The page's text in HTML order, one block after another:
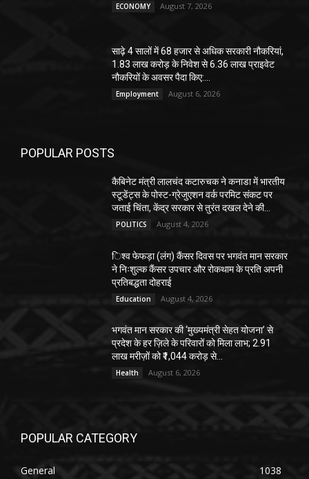
ECONOMY August 7, 2026
साढ़े 4 सालों में 68 हजार से अधिक सरकारी नौकरियां,
1.83 लाख करोड़ के निवेश से 6.36 लाख प्राइवेट
नौकरियों के अवसर पैदा किए:...
Employment August 6, 2026
POPULAR POSTS
कैबिनेट मंत्री लालचंद कटारुचक ने कनाडा में भारतीय
स्टूडेंट्स के पोस्ट-ग्रेजुएशन वर्क परमिट संकट पर
जताई चिंता, केंद्र सरकार से तुरंत दखल देने की...
POLITICS August 4, 2026
िश्व फेफड़ा (लंग) कैंसर दिवस पर भगवंत मान सरकार
ने निःशुल्क कैंसर उपचार और रोकथाम के प्रति अपनी
प्रतिबद्धता दोहराई
Education August 4, 2026
भगवंत मान सरकार की ‘मुख्यमंत्री सेहत योजना’ से
प्रदेश के हर ज़िले के परिवारों को मिला लाभ; 2.91
लाख मरीज़ों को ₹1,044 करोड़ से...
Health August 6, 2026
POPULAR CATEGORY
General
1038